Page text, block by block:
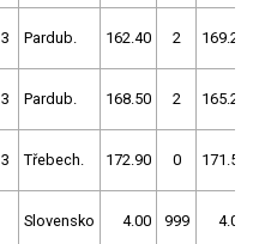
3 Pardub. 162.40 2 169.20
3 Pardub. 168.50 2 165.20
3 Třebech. 172.90 0 171.50
Slovensko 4.00 999 4.00